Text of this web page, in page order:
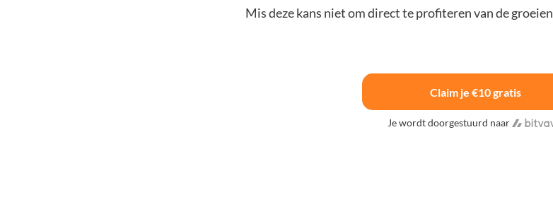
Mis deze kans niet om direct te profiteren van de
Claim je €10 gratis
Je wordt doorgestuurd naar